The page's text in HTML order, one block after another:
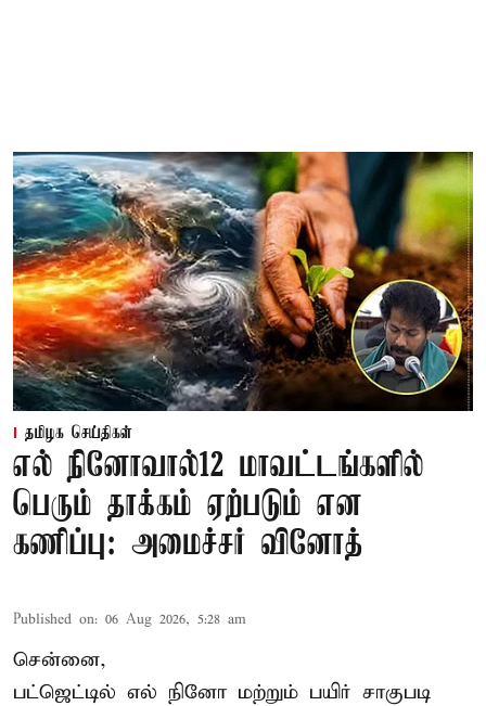
தமிழக செய்திகள்
எல் நினோவால்12 மாவட்டங்களில்
பெரும் தாக்கம் ஏற்படும் என
கணிப்பு: அமைச்சர் வினோத்
Published on: 06 Aug 2026, 5:28 am
சென்னை,
பட்ஜெட்டில் எல் நினோ மற்றும் பயிர் சாகுபடி